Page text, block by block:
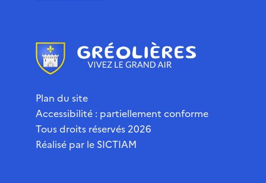
Plan du site
Accessibilité : partiellement conforme
Tous droits réservés 2026
Réalisé par le SICTIAM